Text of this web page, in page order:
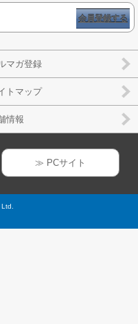
会員登録する
マガ登録
トマップ
情報
≫ PCサイト